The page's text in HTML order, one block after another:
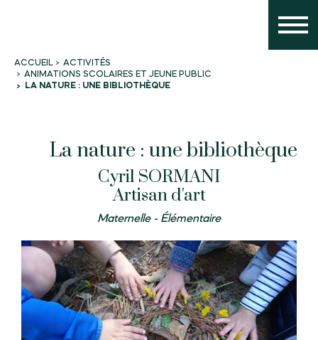
ACCUEIL
ACTIVITÉS
ANIMATIONS SCOLAIRES ET JEUNE PUBLIC
LA NATURE : UNE BIBLIOTHÈQUE
La nature : une bibliothèque
Cyril SORMANI
Artisan d'art
Maternelle - Élémentaire